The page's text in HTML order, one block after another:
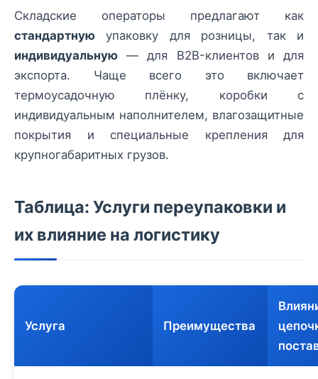
Складские операторы предлагают как
стандартную упаковку для розницы, так и
индивидуальную — для B2B-клиентов и для
экспорта. Чаще всего это включает
термоусадочную плёнку, коробки с
индивидуальным наполнителем, влагозащитные
покрытия и специальные крепления для
крупногабаритных грузов.
Таблица: Услуги переупаковки и
их влияние на логистику
Услуга Преимущества